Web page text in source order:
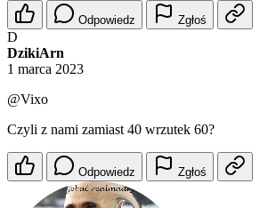
Odpowiedz Zgłoś
D
DzikiArn
1 marca 2023
@Vixo
Czyli z nami zamiast 40 wrzutek 60?
Odpowiedz Zgłoś